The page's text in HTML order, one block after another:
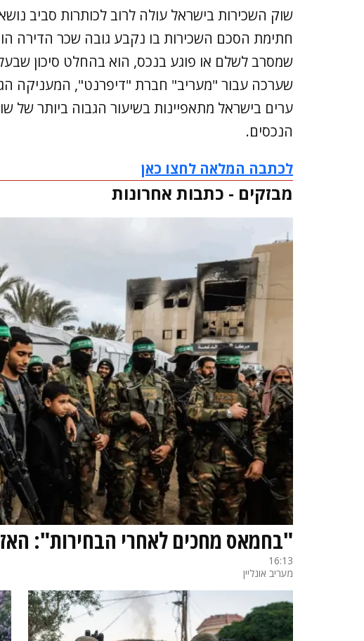
שוק השכירות בישראל עולה לרוב לכותרות סביב
חתימת הסכם השכירות בו נקבע גובה שכר הדירה
שמסרב לשלם או פוגע בנכס, הוא בהחלט סיכון
שערכה עבור "מעריב" חברת "דיפרנט", המעניקה
ערים בישראל מתאפיינות בשיעור הגבוה ביותר של
הנכסים.
לכתבה המלאה לחצו כאן
מבזקים - כתבות אחרונות
"בחמאס מחכים לאחרי הבחירות":
16:13
מעריב אונליין